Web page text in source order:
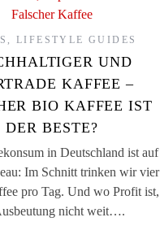
, LIFESTYLE GUIDES
UND
KAFFEE –
BIO KAFFEE IST
DER BESTE?
in Deutschland ist auf
Im Schnitt trinken wir vier
pro Tag. Und wo Profit ist,
nicht weit….